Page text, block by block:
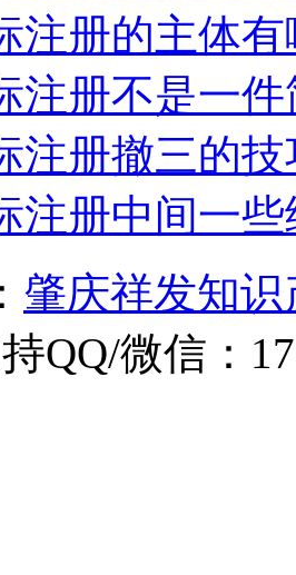
注册的主体有
注册不是一
注册撤三的
注册中间一
肇庆祥发知
QQ/微信：